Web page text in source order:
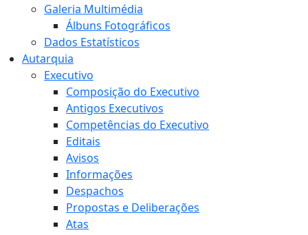
Galeria Multimédia
Álbuns Fotográficos
Dados Estatísticos
Autarquia
Executivo
Composição do Executivo
Antigos Executivos
Competências do Executivo
Editais
Avisos
Informações
Despachos
Propostas e Deliberações
Atas